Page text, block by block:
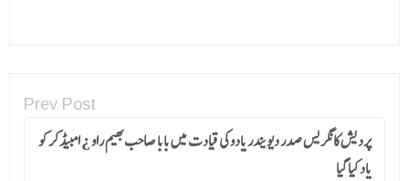
Prev Post
پردیش کانگریس صدر دیویندر یادوکی قیادت میں بابا صاحب بھیم راو ¿ امبیڈکرکو
یاد کیا گیا